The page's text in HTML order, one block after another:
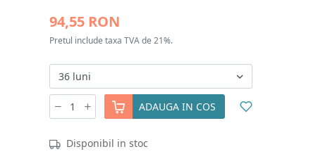
94,55 RON
Pretul include taxa TVA de 21%.
ADAUGA IN COS
Disponibil in stoc